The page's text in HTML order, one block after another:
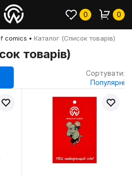
0 0
comics Каталог (Список товарів)
товарів)
Сортувати:
Популярні